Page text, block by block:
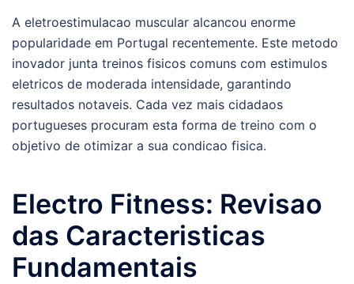
A eletroestimulacao muscular alcancou enorme
popularidade em Portugal recentemente. Este metodo
inovador junta treinos fisicos comuns com estimulos
eletricos de moderada intensidade, garantindo
resultados notaveis. Cada vez mais cidadaos
portugueses procuram esta forma de treino com o
objetivo de otimizar a sua condicao fisica.
Electro Fitness: Revisao
das Caracteristicas
Fundamentais